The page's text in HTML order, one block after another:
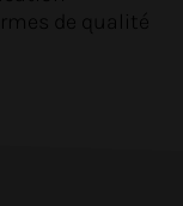
de qualité